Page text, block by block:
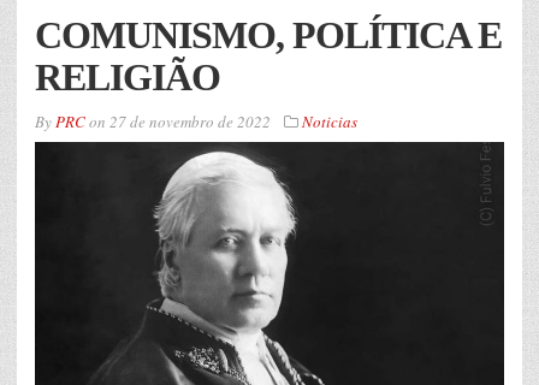
COMUNISMO, POLÍTICA E
RELIGIÃO
ByPRCon 27 de novembro de 2022 Noticias